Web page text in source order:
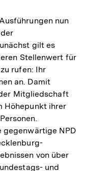
nun
gilt es
Stellenwert für
rufen: Ihr
an. Damit
Mitgliedschaft
Höhepunkt ihrer
gegenwärtige NPD
von über
und